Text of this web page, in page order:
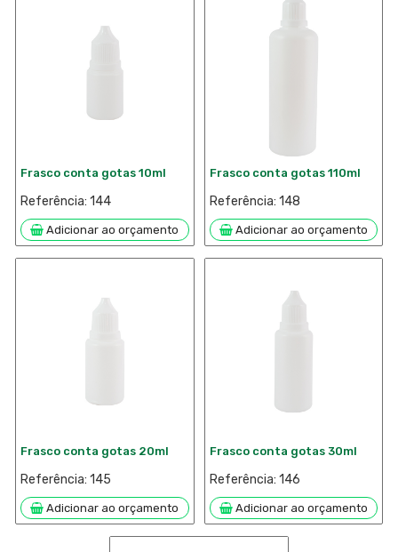
Frasco conta gotas 10ml
Referência: 144
 Adicionar ao orçamento
Frasco conta gotas 110ml
Referência: 148
Adicionar ao orçamento
Frasco conta gotas 20ml
Referência: 145
 Adicionar ao orçamento
Frasco conta gotas 30ml
Referência: 146
Adicionar ao orçamento